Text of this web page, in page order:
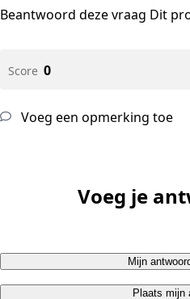
Beantwoord deze vraag Dit
Score 0
Voeg een opmerking toe
Voeg je
Mijn
Plaats mijn